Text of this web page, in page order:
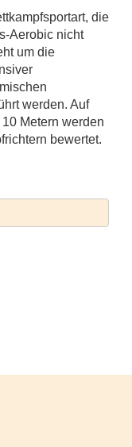
die
Aerobic nicht
um die
werden. Auf
Metern werden
bewertet.